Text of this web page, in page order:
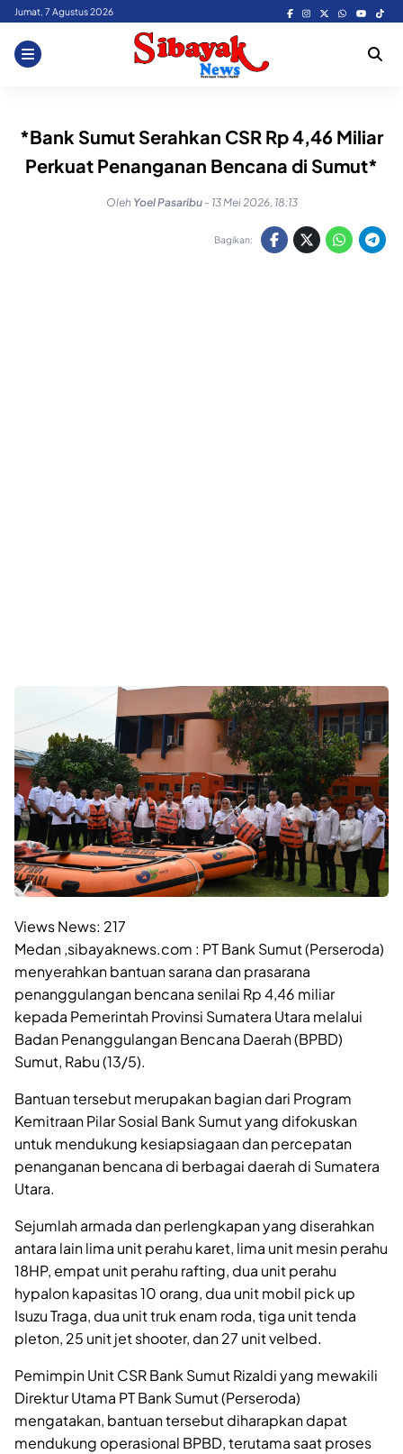
Skip
content
Jumat, 7 Agustus 2026
*Bank Sumut Serahkan CSR Rp 4,46 Miliar
Perkuat Penanganan Bencana di Sumut*
Oleh Yoel Pasaribu - 13 Mei 2026, 18:13
Bagikan:
Views News: 217
Medan ,sibayaknews.com : PT Bank Sumut (Perseroda)
menyerahkan bantuan sarana dan prasarana
penanggulangan bencana senilai Rp 4,46 miliar
kepada Pemerintah Provinsi Sumatera Utara melalui
Badan Penanggulangan Bencana Daerah (BPBD)
Sumut, Rabu (13/5).
Bantuan tersebut merupakan bagian dari Program
Kemitraan Pilar Sosial Bank Sumut yang difokuskan
untuk mendukung kesiapsiagaan dan percepatan
penanganan bencana di berbagai daerah di Sumatera
Utara.
Sejumlah armada dan perlengkapan yang diserahkan
antara lain lima unit perahu karet, lima unit mesin perahu
18HP, empat unit perahu rafting, dua unit perahu
hypalon kapasitas 10 orang, dua unit mobil pick up
Isuzu Traga, dua unit truk enam roda, tiga unit tenda
pleton, 25 unit jet shooter, dan 27 unit velbed.
Pemimpin Unit CSR Bank Sumut Rizaldi yang mewakili
Direktur Utama PT Bank Sumut (Perseroda)
mengatakan, bantuan tersebut diharapkan dapat
mendukung operasional BPBD, terutama saat proses